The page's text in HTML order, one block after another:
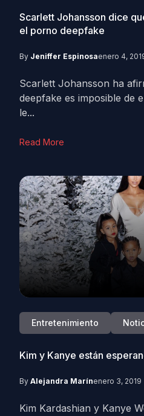
Scarlett Johansson dice
el porno deepfake
By Jeniffer Espinosaenero 4,
Scarlett Johansson ha
deepfake es imposible de
le...
Read More
Entretenimiento
Kim y Kanye están
By Alejandra Marínenero 3, 2019
Kim Kardashian y Kanye